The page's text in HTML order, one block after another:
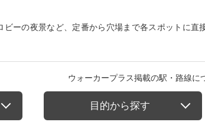
ーの夜景など、定番から穴場まで各スポットに直
ウォーカープラス掲載の駅・路線に
目的から探す